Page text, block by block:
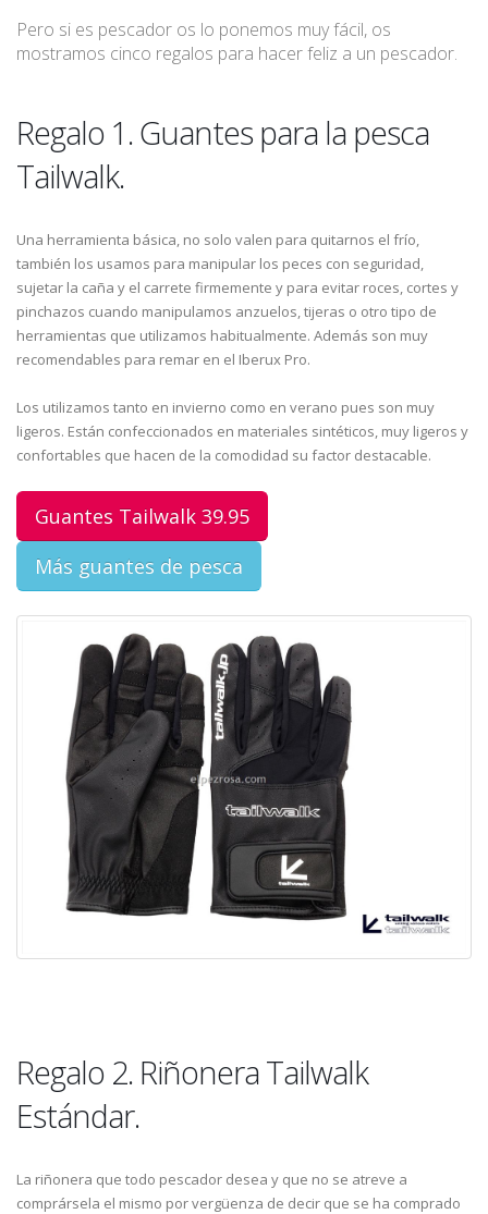
Pero si es pescador os lo ponemos muy fácil, os
mostramos cinco regalos para hacer feliz a un pescador.
Regalo 1. Guantes para la pesca
Tailwalk.
Una herramienta básica, no solo valen para quitarnos el frío,
también los usamos para manipular los peces con seguridad,
sujetar la caña y el carrete firmemente y para evitar roces, cortes y
pinchazos cuando manipulamos anzuelos, tijeras o otro tipo de
herramientas que utilizamos habitualmente. Además son muy
recomendables para remar en el Iberux Pro.
Los utilizamos tanto en invierno como en verano pues son muy
ligeros. Están confeccionados en materiales sintéticos, muy ligeros y
confortables que hacen de la comodidad su factor destacable.
Guantes Tailwalk 39.95
Más guantes de pesca
Regalo 2. Riñonera Tailwalk
Estándar.
La riñonera que todo pescador desea y que no se atreve a
comprársela el mismo por vergüenza de decir que se ha comprado